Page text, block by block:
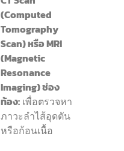
(Computed
Tomography
Scan) หรือ MRI
(Magnetic
Resonance
Imaging) ช่อง
ท้อง: เพื่อตรวจหา
ภาวะลำไส้อุดตัน
หรือก้อนเนื้อ